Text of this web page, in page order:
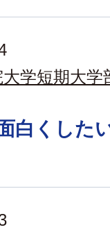
学短期大学
白くした